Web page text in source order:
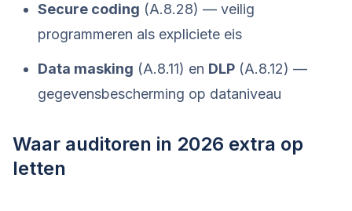
Secure coding (A.8.28) — veilig
programmeren als expliciete eis
Data masking (A.8.11) en DLP (A.8.12) —
gegevensbescherming op dataniveau
Waar auditoren in 2026 extra op
letten